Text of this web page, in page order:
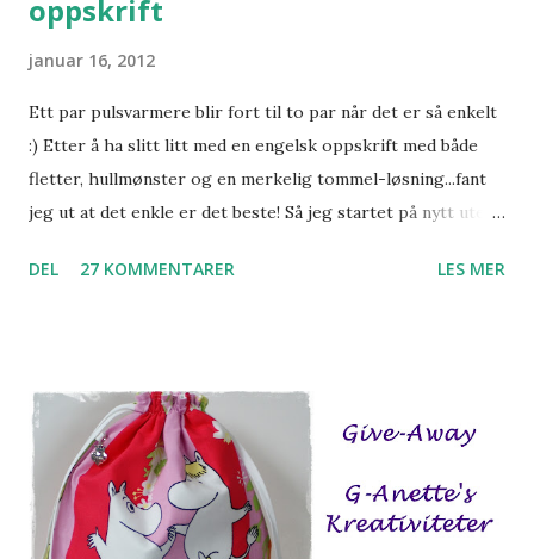
oppskrift
januar 16, 2012
Ett par pulsvarmere blir fort til to par når det er så enkelt
:) Etter å ha slitt litt med en engelsk oppskrift med både
fletter, hullmønster og en merkelig tommel-løsning...fant
jeg ut at det enkle er det beste! Så jeg startet på nytt uten
etterpå, og gjorde susen :) Her er oppskriften hvis noen vil
i glattstrikk til arbeidet måler 7 cm fra økningen. På
begynnelsen av neste pinne, strikker du inn en kontrast-
tråd over 6 masker, til tommel. (se beskrivelse her )
Fortsett i glattstrikk 3 cm til. Strikk 1,5 cm med 2 r, 2 vr.
Fell av. Tommel: Plukk opp de 6 maskene over og under
DEL 27 KOMMENTARER LES MER